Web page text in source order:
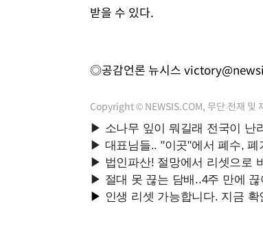
받을 수 있다.
◎공감언론 뉴시스
Copyright © NEWSIS.COM, 무단 전재 및